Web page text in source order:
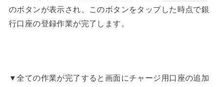
のボタンが表示され、このボタンをタップした時点で銀
行口座の登録作業が完了します。
▼全ての作業が完了すると画面にチャージ用口座の追加